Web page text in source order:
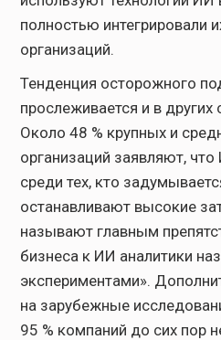
полностью интегрировали
организаций.
Тенденция осторожного
прослеживается и в других
Около 48 % крупных и
организаций заявляют,
среди тех, кто
останавливают высокие
называют главным
бизнеса к ИИ аналитики
экспериментами».
на зарубежные
95 % компаний до сих пор